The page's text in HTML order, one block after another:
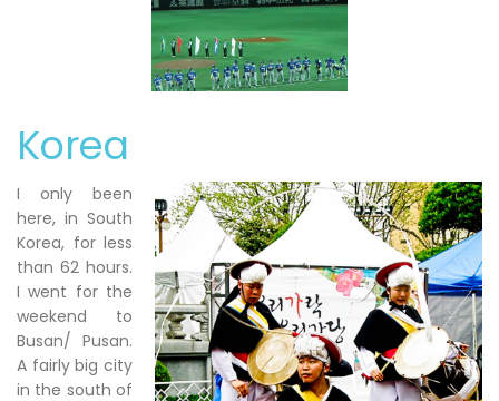
Korea
I only been
here, in South
Korea, for less
than 62 hours.
I went for the
weekend to
Busan/ Pusan.
A fairly big city
in the south of